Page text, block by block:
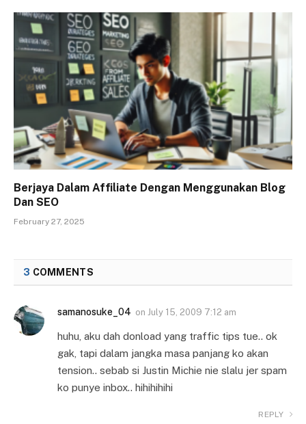
Berjaya Dalam Affiliate Dengan Menggunakan Blog
Dan SEO
February 27, 2025
3 COMMENTS
samanosuke_04 on July 15, 2009 7:12 am
huhu, aku dah donload yang traffic tips tue.. ok
gak, tapi dalam jangka masa panjang ko akan
tension.. sebab si Justin Michie nie slalu jer spam
ko punye inbox.. hihihihihi
REPLY